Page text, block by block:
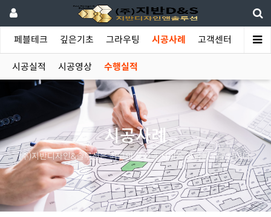
페블테크 깊은기초 그라우팅 시공사례 고객센터
시공실적 시공영상 수행실적
시공사례
(주)지반디자인&솔루션은 최고의 품질과 서비스 공급을 추구합니다.